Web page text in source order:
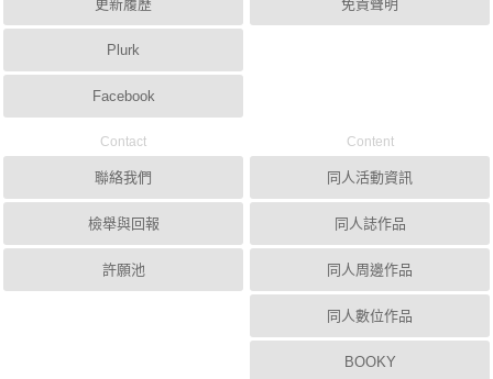
更新履歷
Plurk
Facebook
免責聲明
Contact
聯絡我們
檢舉與回報
許願池
Content
同人活動資訊
同人誌作品
同人周邊作品
同人數位作品
BOOKY